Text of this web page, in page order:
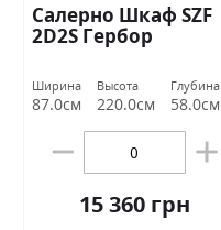
Салерно Шкаф SZF
2D2S Гербор
Ширина
87.0см
Высота
220.0см
Глубина
58.0см
15 360 грн